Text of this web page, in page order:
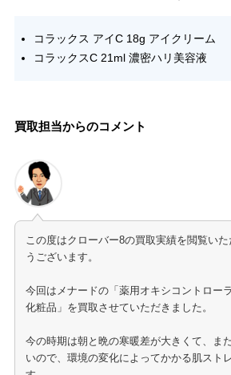
コラックス アイC 18g アイクリーム
コラックスC 21ml 濃密ハリ美容液
買取担当からのコメント
この度はクローバー8の買取実績を閲覧い
うございます。
今回はメナードの「薬用オキシコントロー
化粧品」を買取させていただきました。
今の時期は朝と晩の寒暖差が大きくて、ま
いので、環境の変化によってかかる肌スト